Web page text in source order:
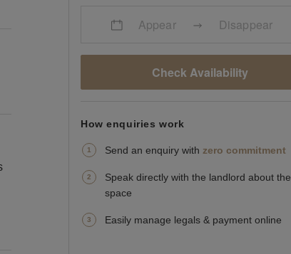
Appear Disappear
Check Availability
How enquiries work
Send an enquiry with zero commitment
Speak directly with the landlord about the
space
Easily manage legals & payment online